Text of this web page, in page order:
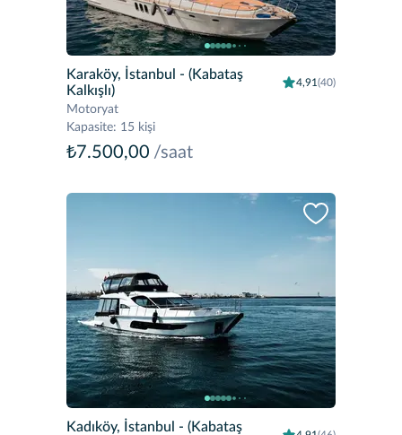
Karaköy, İstanbul
- (Kabataş
Kalkışlı)
4,91(40)
Motoryat
Kapasite: 15 kişi
₺7.500,00 /saat
Kadıköy, İstanbul
- (Kabataş